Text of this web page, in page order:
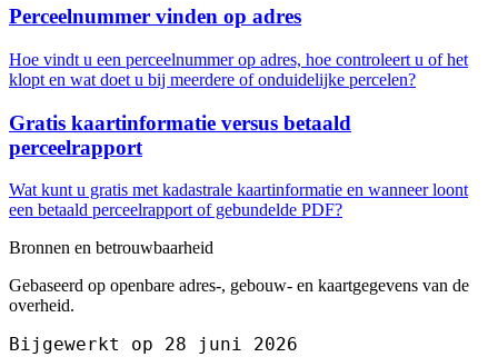
Perceelnummer vinden op adres
Hoe vindt u een perceelnummer op adres, hoe controleert u of het
klopt en wat doet u bij meerdere of onduidelijke percelen?
Gratis kaartinformatie versus betaald
perceelrapport
Wat kunt u gratis met kadastrale kaartinformatie en wanneer loont
een betaald perceelrapport of gebundelde PDF?
Bronnen en betrouwbaarheid
Gebaseerd op openbare adres-, gebouw- en kaartgegevens van de
overheid.
Bijgewerkt op 28 juni 2026